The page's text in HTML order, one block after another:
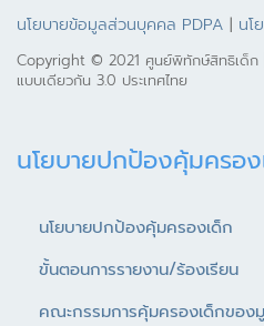
นโยบายข้อมูลส่วนบุคคล PDPA | นโ
Copyright © 2021 ศูนย์พิทักษ์สิทธิเด็ก
แบบเดียวกัน 3.0 ประเทศไทย
นโยบายปกป้องคุ้มครอ
นโยบายปกป้องคุ้มครองเด็ก
ขั้นตอนการรายงาน/ร้องเรียน
คณะกรรมการคุ้มครองเด็กของ